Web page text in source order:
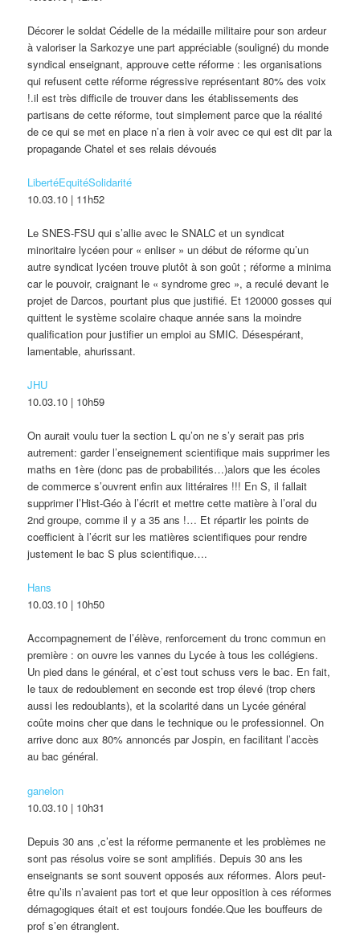
Décorer le soldat Cédelle de la médaille militaire pour son ardeur
à valoriser la Sarkozye une part appréciable (souligné) du monde
syndical enseignant, approuve cette réforme : les organisations
qui refusent cette réforme régressive représentant 80% des voix
!.il est très difficile de trouver dans les établissements des
partisans de cette réforme, tout simplement parce que la réalité
de ce qui se met en place n’a rien à voir avec ce qui est dit par la
propagande Chatel et ses relais dévoués
LibertéEquitéSolidarité
10.03.10 | 11h52
Le SNES-FSU qui s’allie avec le SNALC et un syndicat
minoritaire lycéen pour « enliser » un début de réforme qu’un
autre syndicat lycéen trouve plutôt à son goût ; réforme a minima
car le pouvoir, craignant le « syndrome grec », a reculé devant le
projet de Darcos, pourtant plus que justifié. Et 120000 gosses qui
quittent le système scolaire chaque année sans la moindre
qualification pour justifier un emploi au SMIC. Désespérant,
lamentable, ahurissant.
JHU
10.03.10 | 10h59
On aurait voulu tuer la section L qu’on ne s’y serait pas pris
autrement: garder l’enseignement scientifique mais supprimer les
maths en 1ère (donc pas de probabilités…)alors que les écoles
de commerce s’ouvrent enfin aux littéraires !!! En S, il fallait
supprimer l’Hist-Géo à l’écrit et mettre cette matière à l’oral du
2nd groupe, comme il y a 35 ans !… Et répartir les points de
coefficient à l’écrit sur les matières scientifiques pour rendre
justement le bac S plus scientifique….
Hans
10.03.10 | 10h50
Accompagnement de l’élève, renforcement du tronc commun en
première : on ouvre les vannes du Lycée à tous les collégiens.
Un pied dans le général, et c’est tout schuss vers le bac. En fait,
le taux de redoublement en seconde est trop élevé (trop chers
aussi les redoublants), et la scolarité dans un Lycée général
coûte moins cher que dans le technique ou le professionnel. On
arrive donc aux 80% annoncés par Jospin, en facilitant l’accès
au bac général.
ganelon
10.03.10 | 10h31
Depuis 30 ans ,c’est la réforme permanente et les problèmes ne
sont pas résolus voire se sont amplifiés. Depuis 30 ans les
enseignants se sont souvent opposés aux réformes. Alors peut-
être qu’ils n’avaient pas tort et que leur opposition à ces réformes
démagogiques était et est toujours fondée.Que les bouffeurs de
prof s’en étranglent.